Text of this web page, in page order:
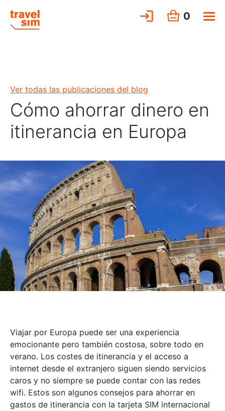
0
Ver todas las publicaciones del blog
Cómo ahorrar dinero en
itinerancia en Europa
Viajar por Europa puede ser una experiencia
emocionante pero también costosa, sobre todo en
verano. Los costes de itinerancia y el acceso a
internet desde el extranjero siguen siendo servicios
caros y no siempre se puede contar con las redes
wifi. Estos son algunos consejos para ahorrar en
gastos de itinerancia con la tarjeta SIM internacional